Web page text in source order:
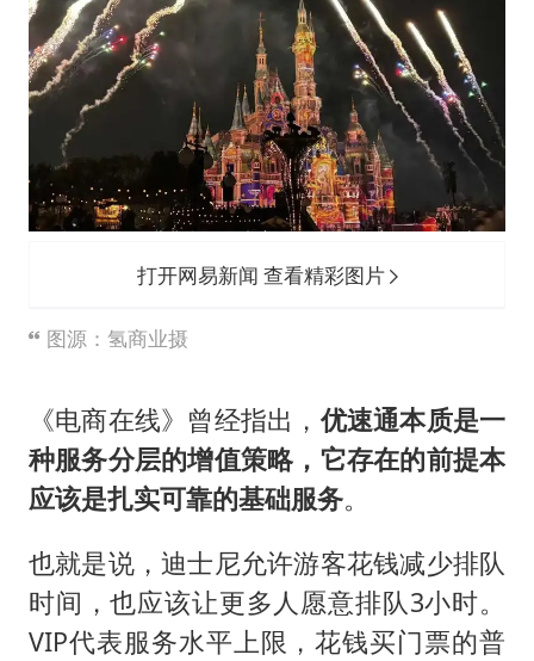
打开网易新闻 查看精彩图片
图源：氢商业摄
《电商在线》曾经指出， 优速通本质是一
种服务分层的增值策略，它存在的前提本
应该是扎实可靠的基础服务。
也就是说，迪士尼允许游客花钱减少排队
时间，也应该让更多人愿意排队3小时。
VIP代表服务水平上限，花钱买门票的普